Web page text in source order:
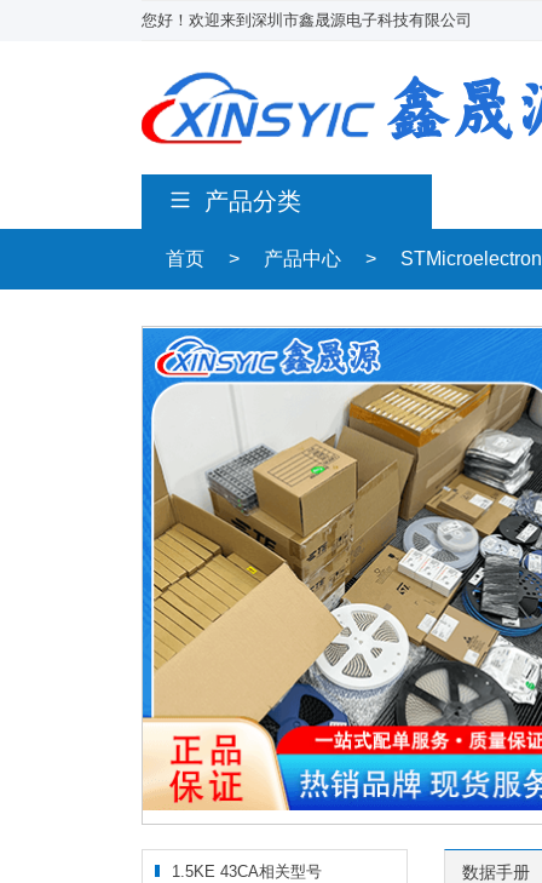
您好！欢迎来到深圳市鑫晟源电子科技有限公司
产品分类
首页 > 产品中心 >
1.5KE 43CA相关型号 数据手册